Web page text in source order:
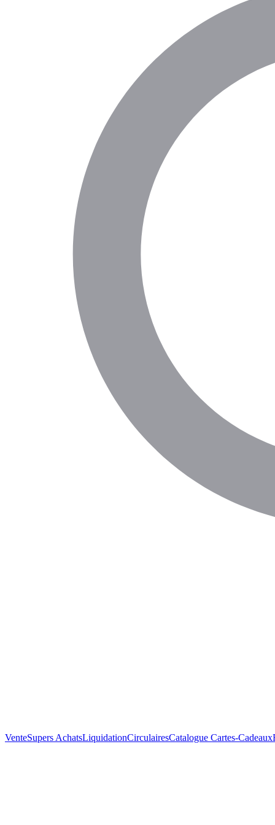
VenteSupers AchatsLiquidationCirculairesCatalogue Cartes-Cadeaux